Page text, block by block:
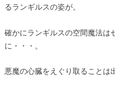
るランギルスの姿が。
確かにランギルスの空間魔法は
に・・・。
悪魔の心臓をえぐり取ることは